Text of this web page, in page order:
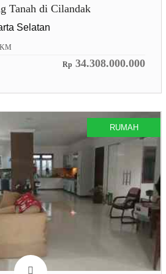
Tanah di Cilandak
Selatan
KM
Rp 34.308.000.000
RUMAH